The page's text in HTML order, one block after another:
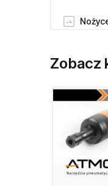
Zobacz